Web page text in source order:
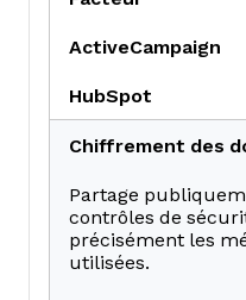
ActiveCampaign
HubSpot
Chiffrement des
Partage
contrôles de
précisément les
utilisées.